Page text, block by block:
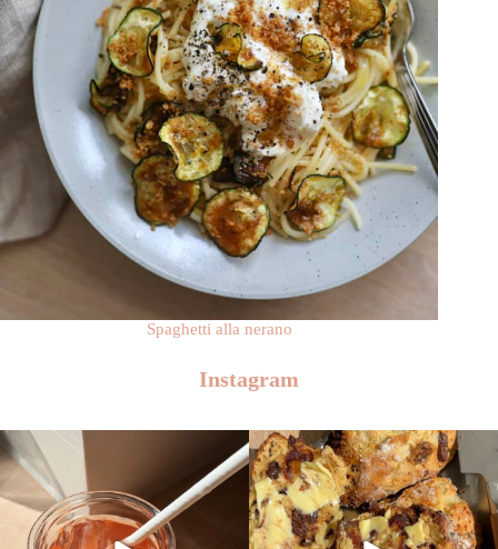
Spaghetti alla nerano
Instagram